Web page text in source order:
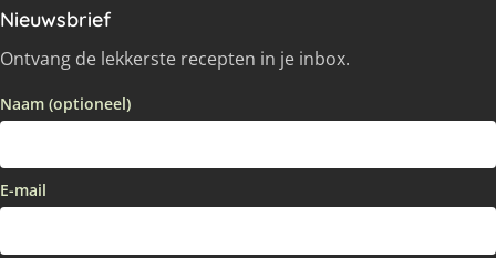
Nieuwsbrief
Ontvang de lekkerste recepten in je inbox.
Naam (optioneel)
E-mail